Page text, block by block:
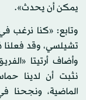
يمكن أن يحدث».
وتابع: «كنا نرغب
تشيلسي، وقد فعلنا
وأضاف أرتيتا
نثبت أن لدينا
الماضية، ونجحنا